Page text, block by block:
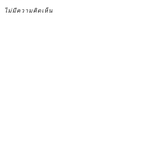
ไม่มีความคิดเห็น